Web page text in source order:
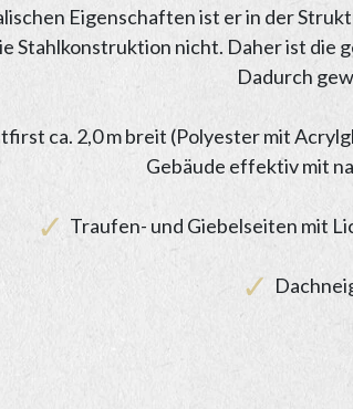
Eigenschaften ist er in der
Stahlkonstruktion nicht. Daher ist die
Dadurch
ca. 2,0 m breit (Polyester mit
Gebäude effektiv mit
Traufen- und Giebelseiten mit